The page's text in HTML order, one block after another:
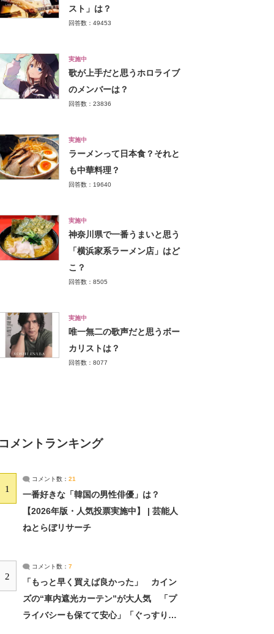
スト」は？
回答数：49453
実施中
歌が上手だと思うホロライブ
のメンバーは？
回答数：23836
実施中
ラーメンって日本食？それと
も中華料理？
回答数：19640
実施中
神奈川県で一番うまいと思う
「横浜家系ラーメン店」はど
こ？
回答数：8505
実施中
唯一無二の歌声だと思うボー
カリストは？
回答数：8077
コメントランキング
1
コメント数： 21
一番好きな「韓国の男性俳優」は？
【2026年版・人気投票実施中】 | 芸能人
ねとらぼリサーチ
2
コメント数： 7
「もっと早く買えば良かった」 カイン
ズの“車内遮光カーテン”が大人気 「プ
ライバシーも保てて安心」「ぐっすり眠